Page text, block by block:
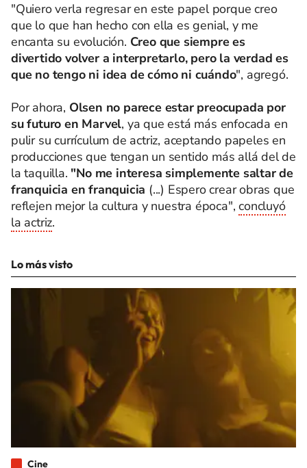
"Quiero verla regresar en este papel porque creo
que lo que han hecho con ella es genial, y me
encanta su evolución. Creo que siempre es
divertido volver a interpretarlo, pero la verdad es
que no tengo ni idea de cómo ni cuándo", agregó.
Por ahora, Olsen no parece estar preocupada por
su futuro en Marvel, ya que está más enfocada en
pulir su currículum de actriz, aceptando papeles en
producciones que tengan un sentido más allá del de
la taquilla. "No me interesa simplemente saltar de
franquicia en franquicia (...) Espero crear obras que
reflejen mejor la cultura y nuestra época",concluyó
la actriz.
Lo más visto
Cine